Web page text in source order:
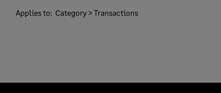
Applies to: Category > Transactions